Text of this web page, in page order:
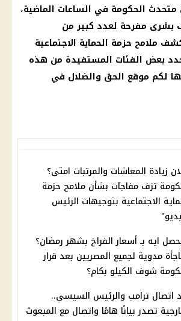
متحدث الحكومة في الساعات الماضية،
بشرى مفرحة لعدد كبير من
ملامح حزمة الحماية الاجتماعية
حدد بعض الفئات المستفيدة من هذه
لكم موقع الحق والضلال في
زيادة المعاشات والمرتبات امتى؟
تزف مفاجآت بشأن ملامح حزمة
الاجتماعية بتوجيهات الرئيس
ايه بـ أسعار الفراخ بشهر رمضان؟
مدوية لجميع المصريين بعد قرار
شوف الكيلو بكام؟
اتصال ترامب والرئيس السيسي..
تصدر بيانًا هامًا واتصال مع المبعوث